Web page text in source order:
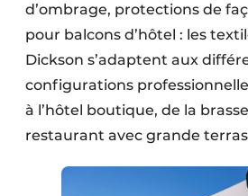
d’ombrage, protections de
pour balcons d’hôtel : les
Dickson s’adaptent aux
configurations
à l’hôtel boutique, de la
restaurant avec grande